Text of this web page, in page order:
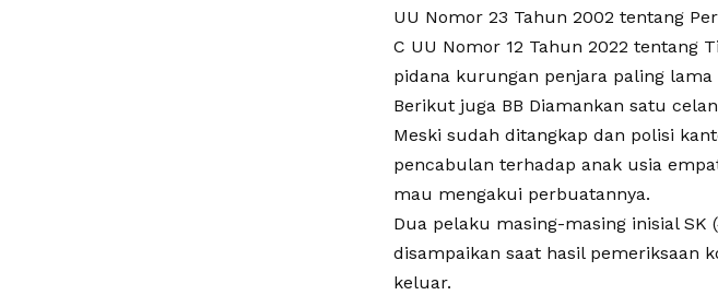
UU Nomor 23 Tahun 2002 tentang
C UU Nomor 12 Tahun 2022 tentang
pidana kurungan penjara paling lama
Berikut juga BB Diamankan satu
Meski sudah ditangkap dan polisi
pencabulan terhadap anak usia
mau mengakui perbuatannya.
Dua pelaku masing-masing inisial SK
disampaikan saat hasil pemeriksaan
keluar.